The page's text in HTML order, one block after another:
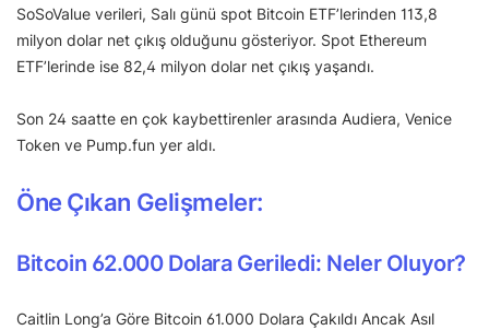
SoSoValue verileri, Salı günü spot Bitcoin ETF’lerinden 113,8
milyon dolar net çıkış olduğunu gösteriyor. Spot Ethereum
ETF’lerinde ise 82,4 milyon dolar net çıkış yaşandı.
Son 24 saatte en çok kaybettirenler arasında Audiera, Venice
Token ve Pump.fun yer aldı.
Öne Çıkan Gelişmeler:
Bitcoin 62.000 Dolara Geriledi: Neler Oluyor?
Caitlin Long’a Göre Bitcoin 61.000 Dolara Çakıldı Ancak Asıl